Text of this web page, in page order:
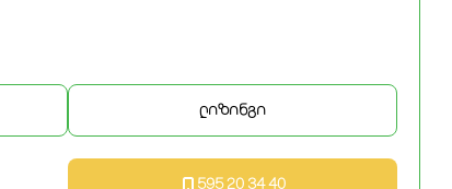
ლიზინგი
595 20 34 40